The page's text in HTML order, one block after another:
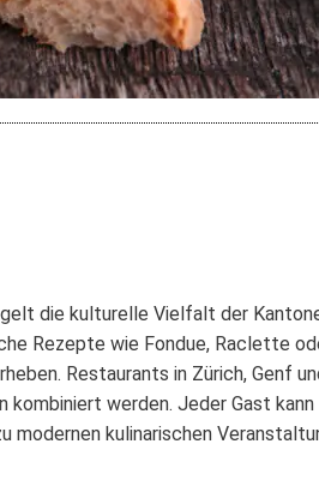
die kulturelle Vielfalt der
Rezepte wie Fondue, Raclette
Restaurants in Zürich, Genf
kombiniert werden. Jeder Gast kann
modernen kulinarischen